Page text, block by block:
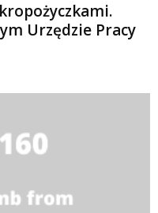
Urzędzie Pracy